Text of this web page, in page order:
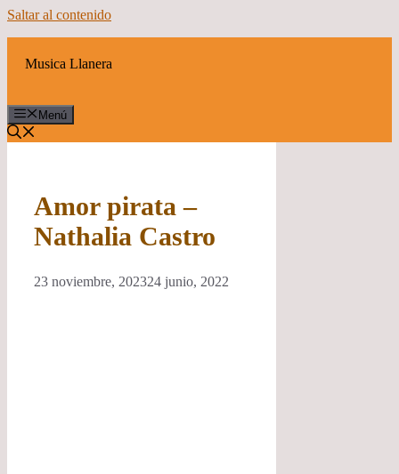
Saltar al contenido
Musica Llanera
Menú
Amor pirata –
Nathalia Castro
23 noviembre, 202324 junio, 2022